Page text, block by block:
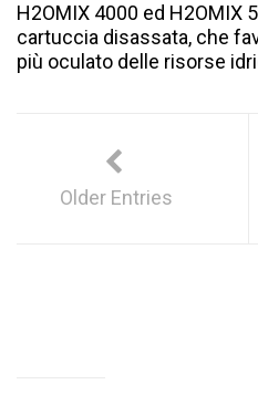
H2OMIX 4000 ed H2OMIX
cartuccia disassata, che
più oculato delle risorse
Older Entries